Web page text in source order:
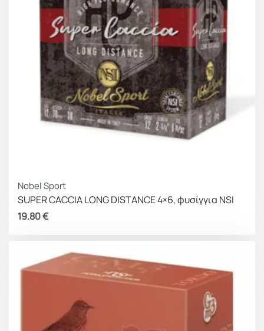
Nobel Sport
SUPER CACCIA LONG DISTANCE 4×6, φυσίγγια NSI
19.80€